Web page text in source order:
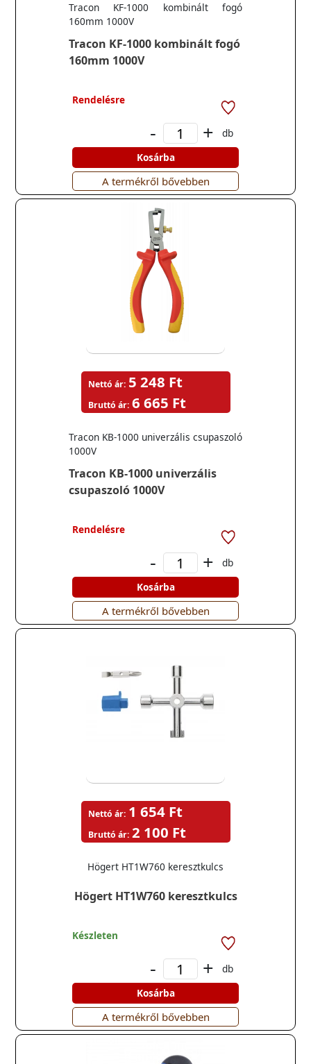
Tracon KF-1000 kombinált fogó
160mm 1000V
Tracon KF-1000 kombinált fogó
160mm 1000V
Rendelésre
- +
db
Kosárba
A termékről bővebben
Tracon KB-1000 univerzális
csupaszoló 1000V
Tracon KB-1000 univerzális csupaszoló
1000V
Nettó ár: 5 248 Ft
Bruttó ár: 6 665 Ft
Rendelésre
- +
db
Kosárba
A termékről bővebben
Högert HT1W760 keresztkulcs
Högert HT1W760 keresztkulcs
Nettó ár: 1 654 Ft
Bruttó ár: 2 100 Ft
Készleten
- +
db
Kosárba
A termékről bővebben